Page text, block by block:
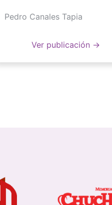
Pedro Canales Tapia
Ver publicación →